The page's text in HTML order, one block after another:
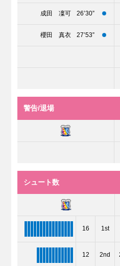
成田 凜可 26’30”
櫻田 真衣 27’53”
警告/退場
シュート数
16 1st
12 2nd